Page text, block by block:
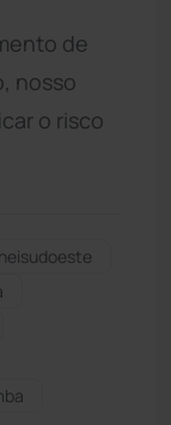
de
nosso
o risco